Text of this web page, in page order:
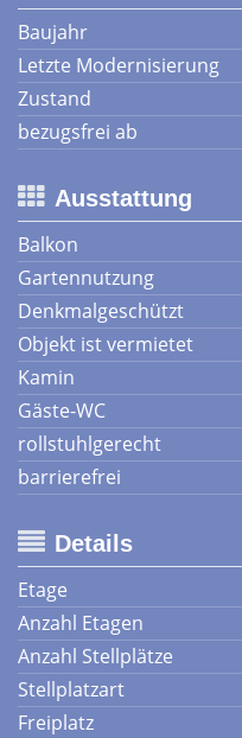
Baujahr
Letzte Modernisierung
Zustand
bezugsfrei ab
Ausstattung
Balkon
Gartennutzung
Denkmalgeschützt
Objekt ist vermietet
Kamin
Gäste-WC
rollstuhlgerecht
barrierefrei
Details
Etage
Anzahl Etagen
Anzahl Stellplätze
Stellplatzart
Freiplatz